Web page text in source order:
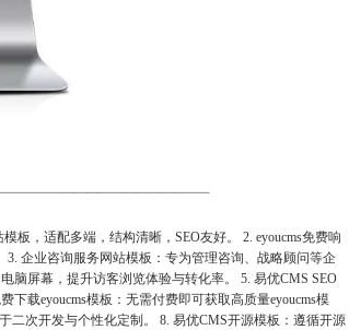
板，适配多端，结构清晰，SEO友好。 2. eyoucms免费响
企业咨询服务网站模板：专为管理咨询、战略顾问等企
脑屏幕，提升访客浏览体验与转化率。 5. 易优CMS SEO
载eyoucms模板：无需付费即可获取高质量eyoucms模
二次开发与个性化定制。 8. 易优CMS开源模板：遵循开源